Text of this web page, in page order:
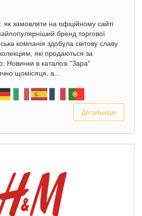
як замовляти на офіційному сайті
бренд торгової
компанія здобула світову славу
які продаються за
Новинки в каталозі "Зара"
щомісяця, а...
Детальніше